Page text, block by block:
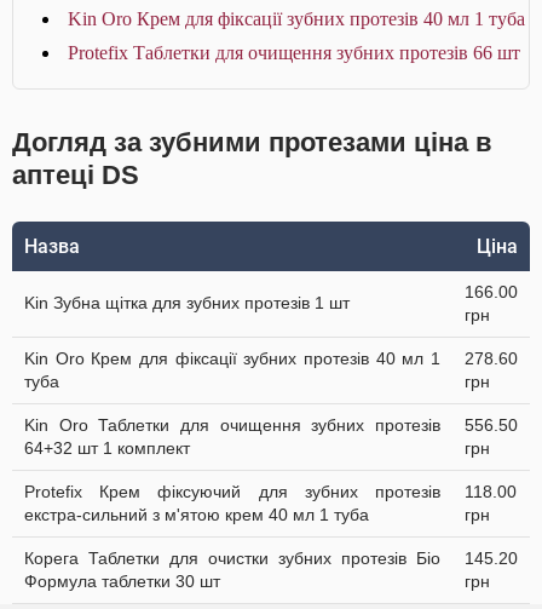
Kin Oro Крем для фіксації зубних протезів 40 мл 1 туба
Protefix Таблетки для очищення зубних протезів 66 шт
Догляд за зубними протезами ціна в
аптеці DS
Назва Ціна
Kin Зубна щітка для зубних протезів 1 шт
166.00
грн
Kin Oro Крем для фіксації зубних протезів 40 мл 1
туба
278.60
грн
Kin Oro Таблетки для очищення зубних протезів
64+32 шт 1 комплект
556.50
грн
Protefix Крем фіксуючий для зубних протезів
екстра-сильний з м'ятою крем 40 мл 1 туба
118.00
грн
Корега Таблетки для очистки зубних протезів Біо
Формула таблетки 30 шт
145.20
грн